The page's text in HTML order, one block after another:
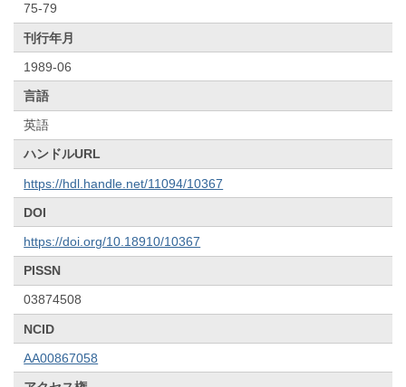
75-79
刊行年月
1989-06
言語
英語
ハンドルURL
https://hdl.handle.net/11094/10367
DOI
https://doi.org/10.18910/10367
PISSN
03874508
NCID
AA00867058